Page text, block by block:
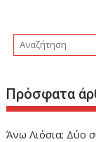
Πρόσφατα
Άνω Λιόσια: Δύο